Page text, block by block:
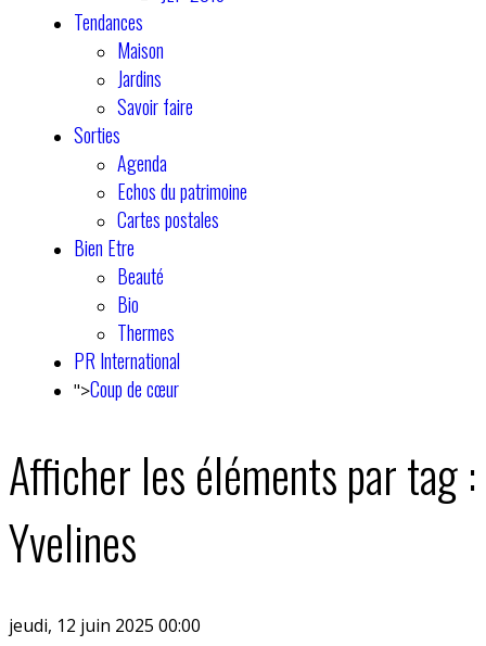
Tendances
Maison
Jardins
Savoir faire
Sorties
Agenda
Echos du patrimoine
Cartes postales
Bien Etre
Beauté
Bio
Thermes
PR International
">Coup de cœur
Afficher les éléments par tag :
Yvelines
jeudi, 12 juin 2025 00:00